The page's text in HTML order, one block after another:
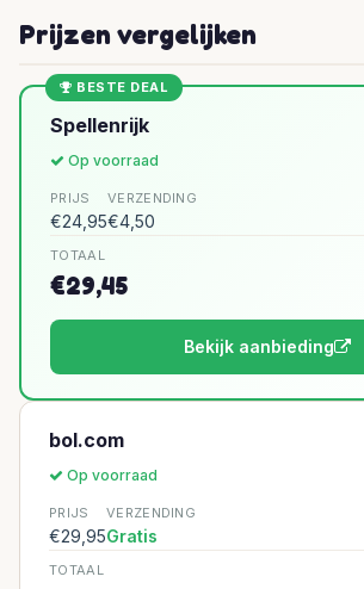
Prijzen vergelijken
BESTE DEAL
Spellenrijk
Op voorraad
PRIJS
€24,95
VERZENDING
€4,50
TOTAAL
€29,45
Bekijk aanbieding
bol.com
Op voorraad
PRIJS
€29,95
VERZENDING
Gratis
TOTAAL